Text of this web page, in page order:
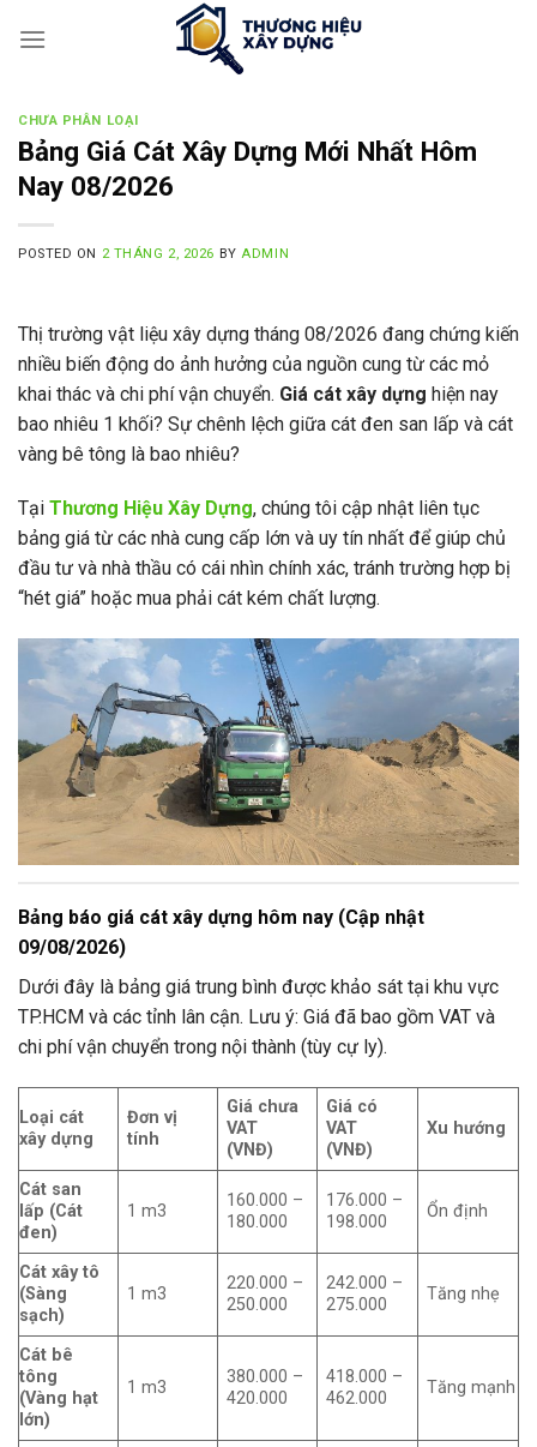
CHƯA PHÂN LOẠI
Bảng Giá Cát Xây Dựng Mới Nhất Hôm
Nay 08/2026
POSTED ON 2 THÁNG 2, 2026 BY ADMIN
Thị trường vật liệu xây dựng tháng 08/2026 đang chứng kiến
nhiều biến động do ảnh hưởng của nguồn cung từ các mỏ
khai thác và chi phí vận chuyển. Giá cát xây dựng hiện nay
bao nhiêu 1 khối? Sự chênh lệch giữa cát đen san lấp và cát
vàng bê tông là bao nhiêu?
Tại Thương Hiệu Xây Dựng, chúng tôi cập nhật liên tục
bảng giá từ các nhà cung cấp lớn và uy tín nhất để giúp chủ
đầu tư và nhà thầu có cái nhìn chính xác, tránh trường hợp bị
“hét giá” hoặc mua phải cát kém chất lượng.
Bảng báo giá cát xây dựng hôm nay (Cập nhật
09/08/2026)
Dưới đây là bảng giá trung bình được khảo sát tại khu vực
TP.HCM và các tỉnh lân cận. Lưu ý: Giá đã bao gồm VAT và
chi phí vận chuyển trong nội thành (tùy cự ly).
Loại cát
xây dựng
Đơn vị
tính
Giá chưa
VAT
(VNĐ)
Giá có
VAT
(VNĐ)
Xu hướng
Cát san
lấp (Cát
đen)
1 m3
160.000 –
180.000
176.000 –
198.000
Ổn định
Cát xây tô
(Sàng
sạch)
1 m3
220.000 –
250.000
242.000 –
275.000
Tăng nhẹ
Cát bê
tông
(Vàng hạt
lớn)
1 m3
380.000 –
420.000
418.000 –
462.000
Tăng mạnh